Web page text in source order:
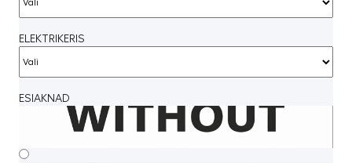
ELEKTRIKERIS
ESIAKNAD